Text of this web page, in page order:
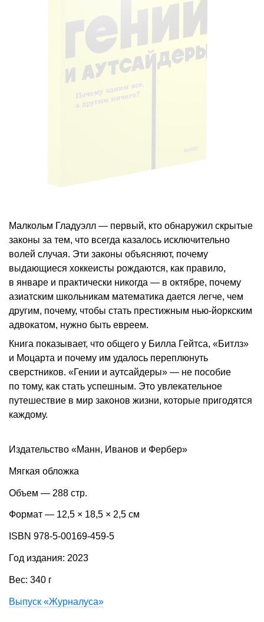
Малкольм Гладуэлл — первый, кто обнаружил скрытые
законы за тем, что всегда казалось исключительно
волей случая. Эти законы объясняют, почему
выдающиеся хоккеисты рождаются, как правило,
в январе и практически никогда — в октябре, почему
азиатским школьникам математика дается легче, чем
другим, почему, чтобы стать престижным нью-йоркским
адвокатом, нужно быть евреем.
Книга показывает, что общего у Билла Гейтса, «Битлз»
и Моцарта и почему им удалось переплюнуть
сверстников. «Гении и аутсайдеры» — не пособие
по тому, как стать успешным. Это увлекательное
путешествие в мир законов жизни, которые пригодятся
каждому.
Издательство «Манн, Иванов и Фербер»
Мягкая обложка
Объем — 288 стр.
Формат — 12,5 × 18,5 × 2,5 см
ISBN 978-5-00169-459-5
Год издания: 2023
Вес: 340 г
Выпуск «Журналуса»